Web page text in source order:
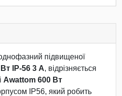
підвищеної
IP-56 3 А, відрізняється
Awattom 600 Вт
IP56, який робить